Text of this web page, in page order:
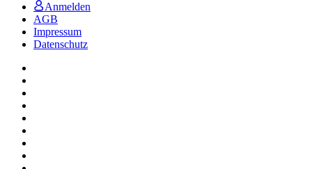
Anmelden
AGB
Impressum
Datenschutz